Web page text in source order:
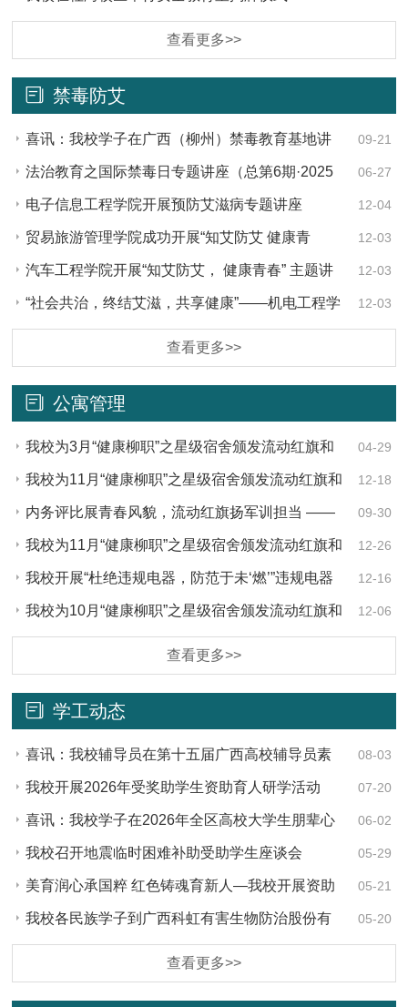
查看更多>>
禁毒防艾
09-21
喜讯：我校学子在广西（柳州）禁毒教育基地讲
解员选拔赛中斩获佳绩 06-27
法治教育之国际禁毒日专题讲座（总第6期·2025
年第2期） 12-04
电子信息工程学院开展预防艾滋病专题讲座
12-03
贸易旅游管理学院成功开展“知艾防艾 健康青
春”主题讲座 12-03
汽车工程学院开展“知艾防艾， 健康青春” 主题讲
座 12-03
“社会共治，终结艾滋，共享健康”——机电工程学
查看更多>>
公寓管理
04-29
我校为3月“健康柳职”之星级宿舍颁发流动红旗和
奖品 12-18
我校为11月“健康柳职”之星级宿舍颁发流动红旗和
奖品 09-30
内务评比展青春风貌，流动红旗扬军训担当 ——
我校为 2025 级新生军训优秀宿舍授奖 12-26
我校为11月“健康柳职”之星级宿舍颁发流动红旗和
奖品 12-16
我校开展“杜绝违规电器，防范于未‘燃’”违规电器
警示展活动 12-06
我校为10月“健康柳职”之星级宿舍颁发流动红旗和
查看更多>>
学工动态
08-03
喜讯：我校辅导员在第十五届广西高校辅导员素
质能力大赛喜获二等奖 07-20
我校开展2026年受奖助学生资助育人研学活动
06-02
喜讯：我校学子在2026年全区高校大学生朋辈心
理辅导技能大赛中获三等奖 05-29
我校召开地震临时困难补助受助学生座谈会
05-21
美育润心承国粹 红色铸魂育新人—我校开展资助
育人京剧专场观演活动 05-20
我校各民族学子到广西科虹有害生物防治股份有
查看更多>>